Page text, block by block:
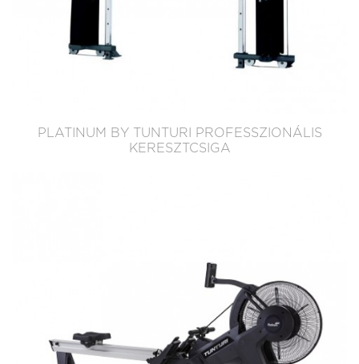
PLATINUM BY TUNTURI PROFESSZIONÁLIS
KERESZTCSIGA